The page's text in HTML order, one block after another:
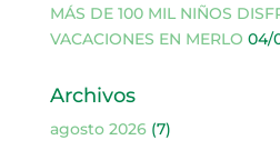
MÁS DE 100 MIL NIÑOS
VACACIONES EN MERLO 04/
Archivos
agosto 2026(7)